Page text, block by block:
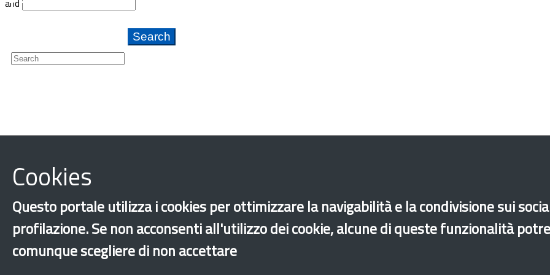
and
Cookies
Questo portale utilizza i cookies per ottimizzare la navigabilità e la condivisione sui
profilazione. Se non acconsenti all'utilizzo dei cookie, alcune di queste funzionalità
comunque scegliere di non accettare